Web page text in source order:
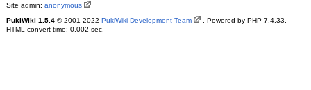
Site admin: anonymous
PukiWiki 1.5.4© 2001-2022 PukiWiki Development Team
. Powered by PHP 7.4.33.
HTML convert time: 0.002 sec.